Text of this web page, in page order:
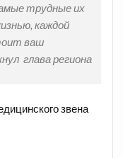
трудные их
каждой
ваш
глава региона
звена